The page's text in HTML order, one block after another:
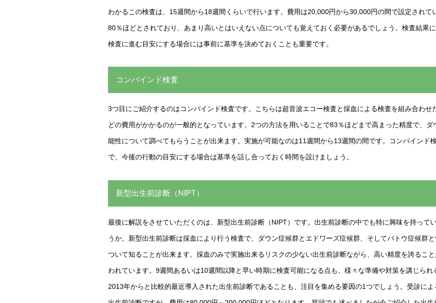
わかるこの検査は、15週間から18週間くらいで行います。費用は20,000円から30,000円の間で設定されて
80％ほどとされており、あまり高いとはいえない点についても覚えておく必要があるでしょう。検査結果
検査に進む目安にする場合には事前に基準を決めておくことも重要です。
コンバインド検査
3つ目にご紹介するのはコンバインド検査です。こちらは超音波エコー検査と採血による検査を組み合わ
どの費用がかかるのが一般的となっています。2つの方法を用いることで83％ほどまで高まった精度で、
能性について調べてもらうことが出来ます。実施が可能なのは11週間から13週間の間です。コンバインド
で、今後の行動の目安にする場合は基準を話し合っておく時間を設けましょう。
新型出生前診断（NIPT）
最後に解説をさせていただくのは、新型出生前診断（NIPT）です。出生前診断の中でも特に興味を持って
うか。新型出生前診断は採血により行う検査で、ダウン症候群とエドワーズ症候群、そしてパトウ症候群
ついて知ることが出来ます。採血のみで実施出来るリスクの少ない出生前診断ながら、高い精度を誇るこ
われています。9週間あるいは10週間以降と早い時期に検査可能になる点も、様々な準備や対策を講じられ
2013年からと比較的最近導入された出生前診断であることも、注目を集める要因の1つでしょう。受診に